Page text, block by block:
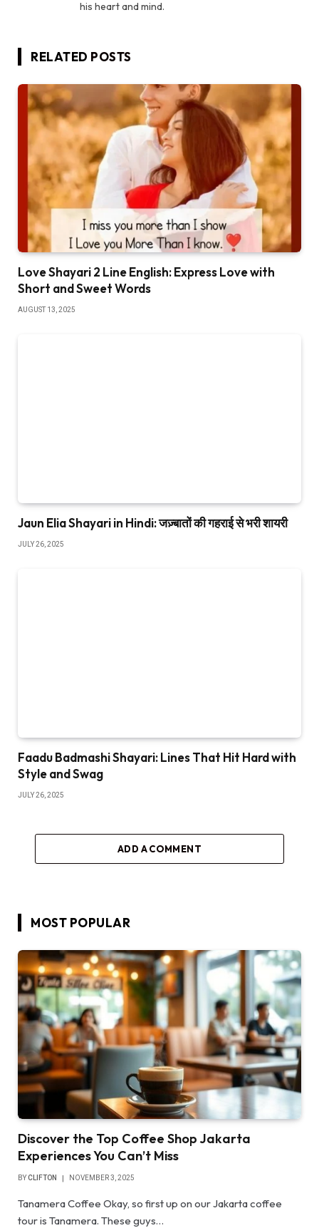
his heart and mind.
RELATED POSTS
Love Shayari 2 Line English: Express Love with
Short and Sweet Words
AUGUST 13, 2025
Jaun Elia Shayari in Hindi: जज़्बातों की गहराई से भरी शायरी
JULY 26, 2025
Faadu Badmashi Shayari: Lines That Hit Hard with
Style and Swag
JULY 26, 2025
ADD A COMMENT
MOST POPULAR
Discover the Top Coffee Shop Jakarta
Experiences You Can’t Miss
BYCLIFTON NOVEMBER 3, 2025
Tanamera Coffee Okay, so first up on our Jakarta coffee
tour is Tanamera. These guys…